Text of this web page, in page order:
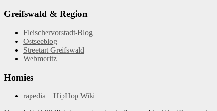
Greifswald & Region
Fleischervorstadt-Blog
Ostseeblog
Streetart Greifswald
Webmoritz
Homies
rapedia – HipHop Wiki